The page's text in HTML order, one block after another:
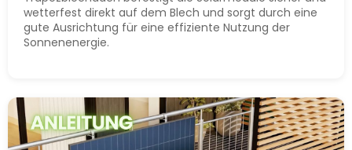
wetterfest direkt auf dem Blech und sorgt durch eine
gute Ausrichtung für eine effiziente Nutzung der
Sonnenenergie.